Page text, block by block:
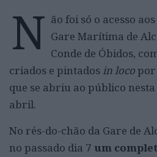
N ão foi só o acesso
Gare Marítima de
Conde de Óbidos,
criados e pintados in locopor
que se abriu ao público
abril.
No rés-do-chão da Gare de
no passado dia 7 um